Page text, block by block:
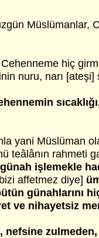
Müslümanlar,
hiç
nuru, narı [ateşi]
yani Müslüman
teâlânın rahmeti
işlemekle
affetmez diye]
günahlarını
ve nihayetsiz
nefsine